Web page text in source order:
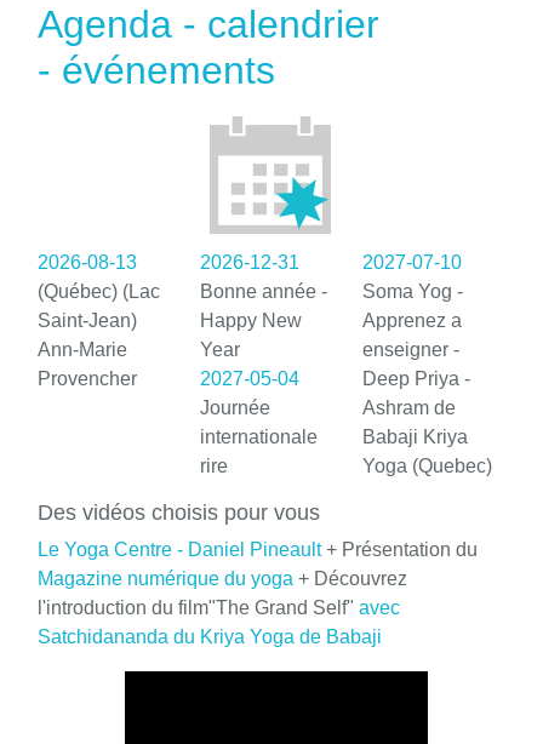
Agenda - calendrier
- événements
2026-08-13
(Québec) (Lac
Saint-Jean)
Ann-Marie
Provencher
2026-12-31
Bonne année -
Happy New
Year
2027-05-04
Journée
internationale
rire
2027-07-10
Soma Yog -
Apprenez a
enseigner -
Deep Priya -
Ashram de
Babaji Kriya
Yoga (Quebec)
Des vidéos choisis pour vous
Le Yoga Centre - Daniel Pineault+ Présentation du
Magazine numérique du yoga + Découvrez
l'introduction du film"The Grand Self" avec
Satchidananda du Kriya Yoga de Babaji